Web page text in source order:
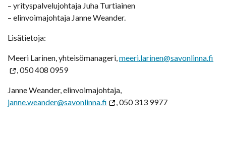
– yrityspalvelujohtaja Juha Turtiainen
– elinvoimajohtaja Janne Weander.
Lisätietoja:
Meeri Larinen, yhteisömanageri,meeri.larinen@savonlinna.fi
, 050 408 0959
Janne Weander, elinvoimajohtaja,
janne.weander@savonlinna.fi
, 050 313 9977